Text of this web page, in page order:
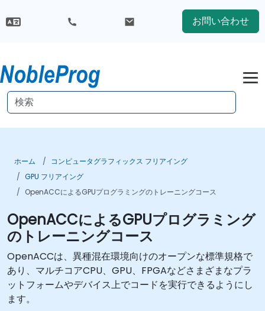
お問い合わせ
ホーム
コンピュータグラフィックス フリアイング
GPU フリアイング
OpenACCによるGPUプログラミングのトレーニングコース
OpenACCによるGPUプログラミング
のトレーニングコース
OpenACCは、異種混在環境向けのオープンな標準規格で
あり、マルチコアCPU、GPU、FPGAなどさまざまなプラ
ットフォームやデバイス上でコードを実行できるようにし
ます。